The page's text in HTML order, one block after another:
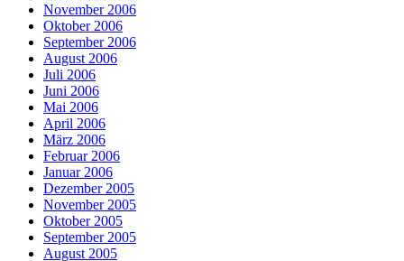
November 2006
Oktober 2006
September 2006
August 2006
Juli 2006
Juni 2006
Mai 2006
April 2006
März 2006
Februar 2006
Januar 2006
Dezember 2005
November 2005
Oktober 2005
September 2005
August 2005